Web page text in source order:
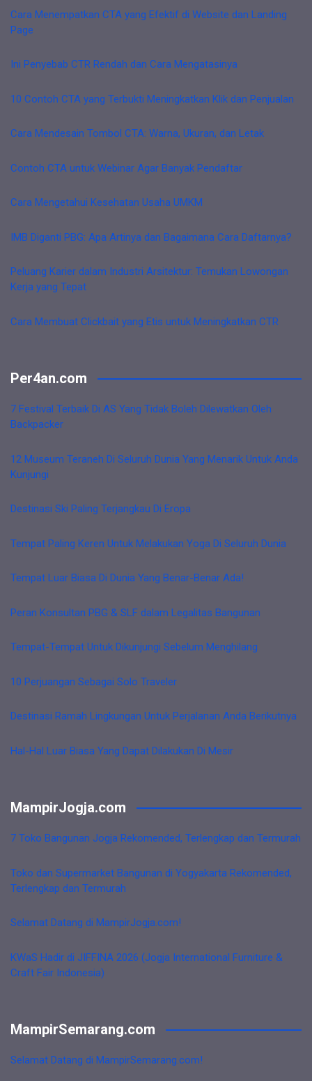
Cara Menempatkan CTA yang Efektif di Website dan Landing
Page
Ini Penyebab CTR Rendah dan Cara Mengatasinya
10 Contoh CTA yang Terbukti Meningkatkan Klik dan Penjualan
Cara Mendesain Tombol CTA: Warna, Ukuran, dan Letak
Contoh CTA untuk Webinar Agar Banyak Pendaftar
Cara Mengetahui Kesehatan Usaha UMKM
IMB Diganti PBG: Apa Artinya dan Bagaimana Cara Daftarnya?
Peluang Karier dalam Industri Arsitektur: Temukan Lowongan
Kerja yang Tepat
Cara Membuat Clickbait yang Etis untuk Meningkatkan CTR
Per4an.com
7 Festival Terbaik Di AS Yang Tidak Boleh Dilewatkan Oleh
Backpacker
12 Museum Teraneh Di Seluruh Dunia Yang Menarik Untuk Anda
Kunjungi
Destinasi Ski Paling Terjangkau Di Eropa
Tempat Paling Keren Untuk Melakukan Yoga Di Seluruh Dunia
Tempat Luar Biasa Di Dunia Yang Benar-Benar Ada!
Peran Konsultan PBG & SLF dalam Legalitas Bangunan
Tempat-Tempat Untuk Dikunjungi Sebelum Menghilang
10 Perjuangan Sebagai Solo Traveler
Destinasi Ramah Lingkungan Untuk Perjalanan Anda Berikutnya
Hal-Hal Luar Biasa Yang Dapat Dilakukan Di Mesir
MampirJogja.com
7 Toko Bangunan Jogja Rekomended, Terlengkap dan Termurah
Toko dan Supermarket Bangunan di Yogyakarta Rekomended,
Terlengkap dan Termurah
Selamat Datang di MampirJogja.com!
KWaS Hadir di JIFFINA 2026 (Jogja International Furniture &
Craft Fair Indonesia)
MampirSemarang.com
Selamat Datang di MampirSemarang.com!